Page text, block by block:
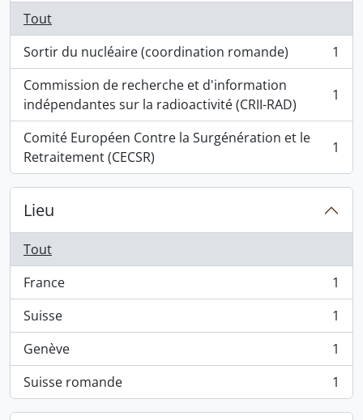
Tout
Sortir du nucléaire (coordination romande)
, 1 résultats
1
Commission de recherche et d'information
indépendantes sur la radioactivité (CRII-RAD)
, 1 résultats 1
Comité Européen Contre la Surgénération et le
Retraitement (CECSR)
, 1 résultats 1
Lieu
Tout
France
, 1 résultats
1
Suisse
, 1 résultats
1
Genève
, 1 résultats
1
Suisse romande
, 1 résultats 1